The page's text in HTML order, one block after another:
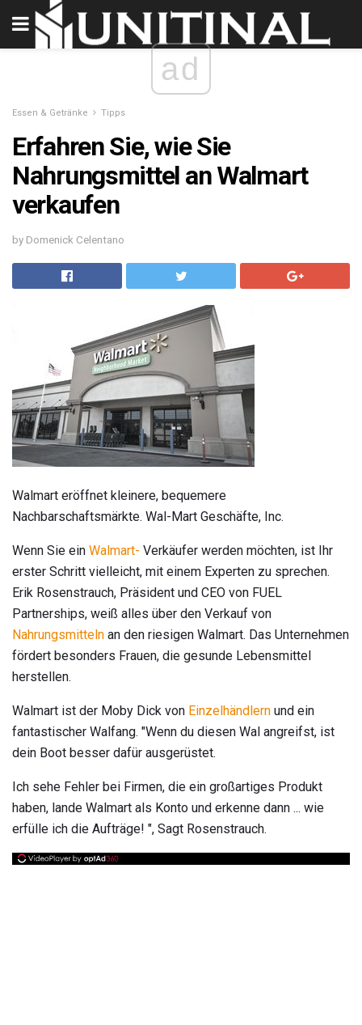
ad
Essen & Getränke Tipps
Erfahren Sie, wie Sie
Nahrungsmittel an Walmart
verkaufen
by Domenick Celentano
Walmart eröffnet kleinere, bequemere
Nachbarschaftsmärkte. Wal-Mart Geschäfte, Inc.
Wenn Sie ein Walmart- Verkäufer werden möchten, ist Ihr
erster Schritt vielleicht, mit einem Experten zu sprechen.
Erik Rosenstrauch, Präsident und CEO von FUEL
Partnerships, weiß alles über den Verkauf von
Nahrungsmitteln an den riesigen Walmart. Das Unternehmen
fördert besonders Frauen, die gesunde Lebensmittel
herstellen.
Walmart ist der Moby Dick von Einzelhändlern und ein
fantastischer Walfang. "Wenn du diesen Wal angreifst, ist
dein Boot besser dafür ausgerüstet.
Ich sehe Fehler bei Firmen, die ein großartiges Produkt
haben, lande Walmart als Konto und erkenne dann ... wie
erfülle ich die Aufträge! ", Sagt Rosenstrauch.